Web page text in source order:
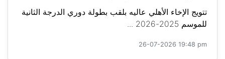
تتويج الإخاء الأهلي عاليه بلقب بطولة دوري الدرجة الثانية
للموسم 2025-2026 ...
26-07-2026 19:48 pm